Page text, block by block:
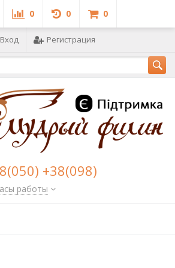
0 0 0
Вход Регистрация
+38(098)
работы